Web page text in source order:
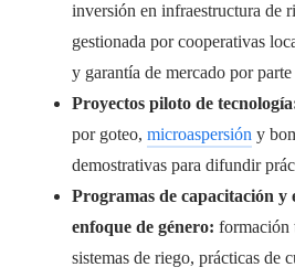
inversión en infraestructura de
gestionada por cooperativas
y garantía de mercado por parte
Proyectos piloto de
por goteo, microaspersión y
demostrativas para difundir
Programas de capacitación y
enfoque de género: formación
sistemas de riego, prácticas de